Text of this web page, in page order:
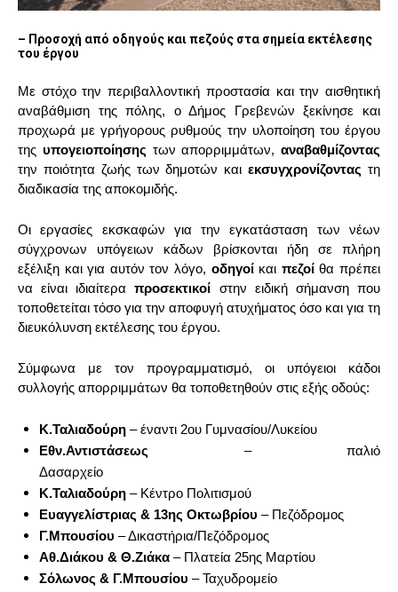
– Προσοχή από οδηγούς και πεζούς στα σημεία εκτέλεσης
του έργου
Με στόχο την περιβαλλοντική προστασία και την αισθητική
αναβάθμιση της πόλης, ο Δήμος Γρεβενών ξεκίνησε και
προχωρά με γρήγορους ρυθμούς την υλοποίηση του έργου
της υπογειοποίησης των απορριμμάτων, αναβαθμίζοντας
την ποιότητα ζωής των δημοτών καιεκσυγχρονίζοντας τη
διαδικασία της αποκομιδής.
Οι εργασίες εκσκαφών για την εγκατάσταση των νέων
σύγχρονων υπόγειων κάδων βρίσκονται ήδη σε πλήρη
εξέλιξη και για αυτόν τον λόγο, οδηγοίκαι πεζοίθα πρέπει
να είναι ιδιαίτεραπροσεκτικοί στην ειδική σήμανση που
τοποθετείται τόσο για την αποφυγή ατυχήματος όσο και για τη
διευκόλυνση εκτέλεσης του έργου.
Σύμφωνα με τον προγραμματισμό, οι υπόγειοι κάδοι
συλλογής απορριμμάτων θα τοποθετηθούν στις εξής οδούς:
Κ.Ταλιαδούρη – έναντι 2ου Γυμνασίου/Λυκείου
Εθν.Αντιστάσεως – παλιό
Δασαρχείο
Κ.Ταλιαδούρη – Κέντρο Πολιτισμού
Ευαγγελίστριας & 13ης Οκτωβρίου – Πεζόδρομος
Γ.Μπουσίου – Δικαστήρια/Πεζόδρομος
Αθ.Διάκου & Θ.Ζιάκα – Πλατεία 25ης Μαρτίου
Σόλωνος & Γ.Μπουσίου – Ταχυδρομείο